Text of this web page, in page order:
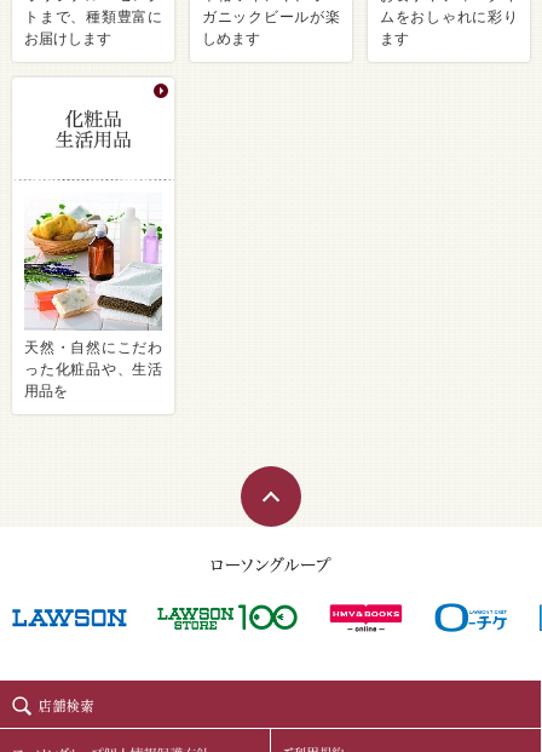
トまで、種類豊富に
お届けします
ガニックビールが楽
しめます
ムをおしゃれに彩り
ます
天然・自然にこだわ
った化粧品や、生活
用品を